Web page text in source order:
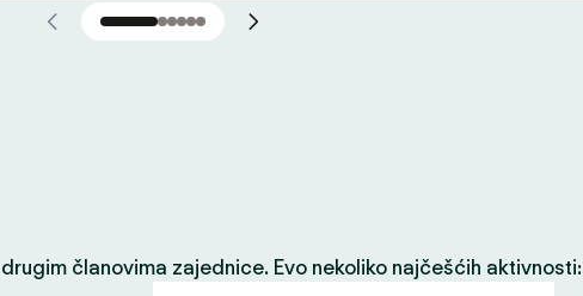
članovima zajednice. Evo nekoliko najčešćih aktivnosti: